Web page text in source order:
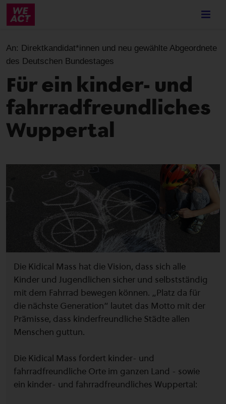
Skip
content
An: Direktkandidat*innen und neu gewählte Abgeordnete
des Deutschen Bundestages
Für ein kinder- und
fahrradfreundliches
Wuppertal
Die Kidical Mass hat die Vision, dass sich alle
Kinder und Jugendlichen sicher und selbstständig
mit dem Fahrrad bewegen können. „Platz da für
die nächste Generation“ lautet das Motto mit der
Prämisse, dass kinderfreundliche Städte allen
Menschen guttun.
Die Kidical Mass fordert kinder- und
fahrradfreundliche Orte im ganzen Land - sowie
ein kinder- und fahrradfreundliches Wuppertal: